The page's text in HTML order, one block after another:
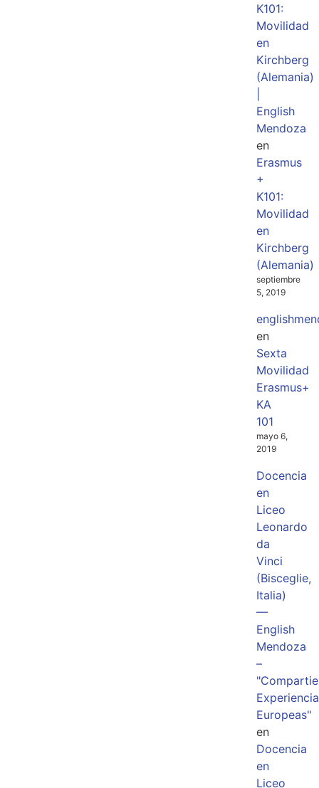
K101:
Movilidad
en
Kirchberg
(Alemania)
English
Mendoza
en
Erasmus
+
K101:
Movilidad
en
Kirchberg
(Alemania)
septiembre
5, 2019
en
Sexta
Movilidad
Erasmus+
KA
101
mayo 6,
2019
Docencia
en
Liceo
Leonardo
da
Vinci
(Bisceglie,
Italia)
—
English
Mendoza
–
Europeas"
en
Docencia
en
Liceo